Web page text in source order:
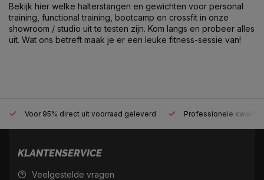
Bekijk hier welke halterstangen en gewichten voor personal
training, functional training, bootcamp en crossfit in onze
showroom / studio uit te testen zijn. Kom langs en probeer alles
uit. Wat ons betreft maak je er een leuke fitness-sessie van!
Voor 95% direct uit voorraad geleverd Professionele
KLANTENSERVICE
Veelgestelde vragen